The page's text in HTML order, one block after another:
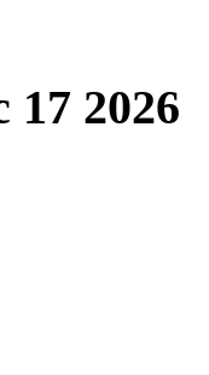
17 2026